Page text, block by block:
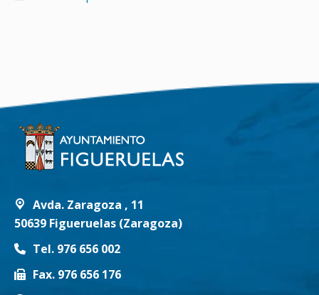
Avda. Zaragoza , 11
50639 Figueruelas (Zaragoza)
Tel. 976 656 002
Fax. 976 656 176